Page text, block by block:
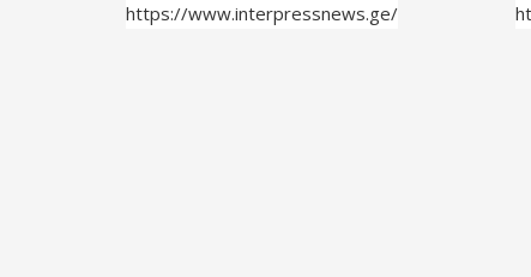
https://www.interpressnews.ge/